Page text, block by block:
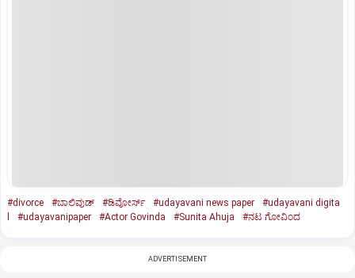
#divorce #ಬಾಲಿವುಡ್‌ #ಡಿವೋರ್ಸ್‌ #udayavani news paper
#udayavani digita
#udayavanipaper #Actor Govinda #Sunita Ahuja #ನಟ ಗೋವಿಂದ
ADVERTISEMENT